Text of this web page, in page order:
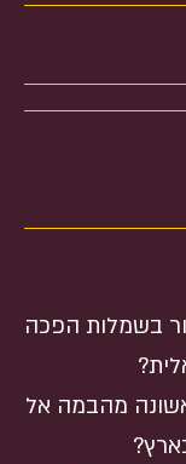
בשמלות הפכה
מהבמה אל